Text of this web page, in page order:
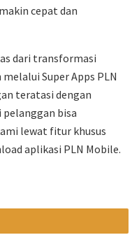
cepat dan
dari transformasi
Super Apps PLN
teratasi dengan
pelanggan bisa
lewat fitur khusus
aplikasi PLN Mobile.